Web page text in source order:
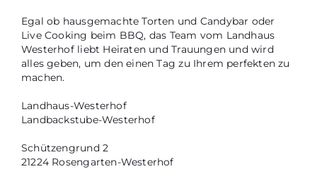
Egal ob hausgemachte Torten und Candybar oder
Live Cooking beim BBQ, das Team vom Landhaus
Westerhof liebt Heiraten und Trauungen und wird
alles geben, um den einen Tag zu Ihrem perfekten zu
machen.
Landhaus-Westerhof
Landbackstube-Westerhof
Schützengrund 2
21224 Rosengarten-Westerhof